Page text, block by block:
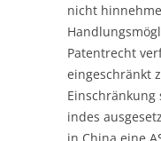
nicht
Patentrecht
eingeschränkt
Einschränkung
indes
in China eine